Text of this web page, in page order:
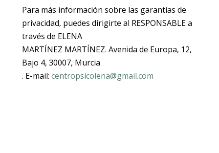
Para más información sobre las garantías de
privacidad, puedes dirigirte al RESPONSABLE a
través de ELENA
MARTÍNEZ MARTÍNEZ. Avenida de Europa, 12,
Bajo 4, 30007, Murcia
. E-mail: centropsicolena@gmail.com